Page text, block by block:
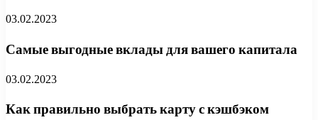
03.02.2023
Самые выгодные вклады для вашего капитала
03.02.2023
Как правильно выбрать карту с кэшбэком